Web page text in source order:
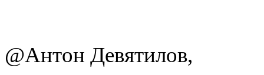
@Антон Девятилов,